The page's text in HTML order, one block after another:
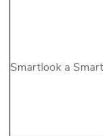
Smartlook a